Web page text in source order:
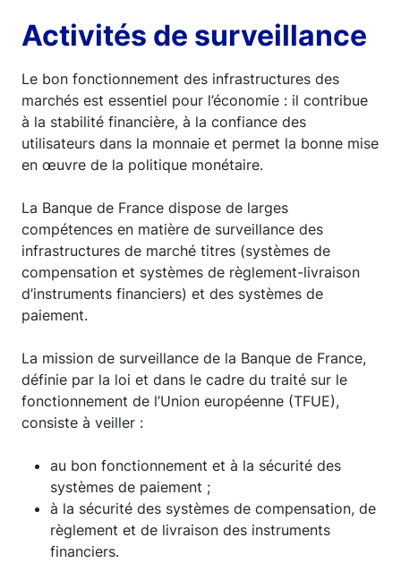
Activités de surveillance
Le bon fonctionnement des infrastructures des
marchés est essentiel pour l’économie : il contribue
à la stabilité financière, à la confiance des
utilisateurs dans la monnaie et permet la bonne mise
en œuvre de la politique monétaire.
La Banque de France dispose de larges
compétences en matière de surveillance des
infrastructures de marché titres (systèmes de
compensation et systèmes de règlement-livraison
d’instruments financiers) et des systèmes de
paiement.
La mission de surveillance de la Banque de France,
définie par la loi et dans le cadre du traité sur le
fonctionnement de l’Union européenne (TFUE),
consiste à veiller :
au bon fonctionnement et à la sécurité des
systèmes de paiement ;
à la sécurité des systèmes de compensation, de
règlement et de livraison des instruments
financiers.